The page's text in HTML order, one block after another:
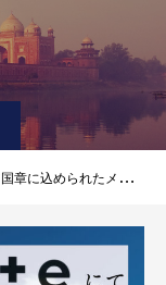
込められたメッセージ